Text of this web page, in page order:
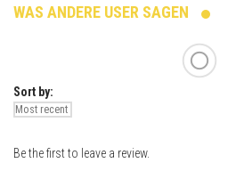
WAS ANDERE USER SAGEN
Sort by:
Be the first to leave a review.